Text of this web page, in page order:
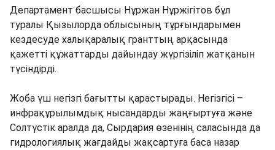
Департамент басшысы Нұржан Нұржігітов бұл
туралы Қызылорда облысының тұрғындарымен
кездесуде халықаралық гранттың арқасында
қажетті құжаттарды дайындау жүргізіліп жатқанын
түсіндірді.
Жоба үш негізгі бағытты қарастырады. Негізгісі –
инфрақұрылымдық нысандарды жаңғыртуға және
Солтүстік аралда да, Сырдария өзенінің саласында да
гидрологиялық жағдайды жақсартуға баса назар